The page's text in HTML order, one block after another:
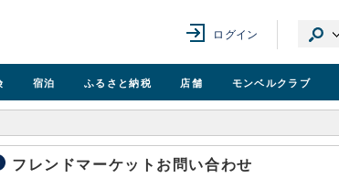
ログイン
宿泊 ふるさと納税 店舗 モンベルクラブ
フレンドマーケットお問い合わせ